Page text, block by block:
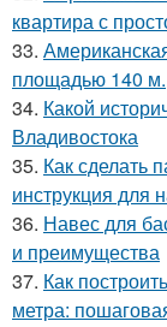
квартира с
33.
площадью 140 м.
34. Какой
Владивостока
35. Как сделать
инструкция для
36. Навес для
и преимущества
37. Как
метра: